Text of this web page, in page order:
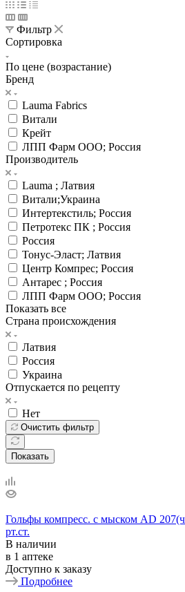
Фильтр
Сортировка
По цене (возрастание)
Бренд
Lauma Fabrics
Витали
Крейт
ЛПП Фарм ООО; Россия
Производитель
Lauma ; Латвия
Витали;Украина
Интертекстиль; Россия
Петротекс ПК ; Россия
Россия
Тонус-Эласт; Латвия
Центр Компрес; Россия
Антарес ; Россия
ЛПП Фарм ООО; Россия
Показать все
Страна происхождения
Латвия
Россия
Украина
Отпускается по рецепту
Нет
Очистить фильтр
Показать
Гольфы компресс. с мыском AD
рт.ст.
В наличии
в 1 аптеке
Доступно к заказу
Подробнее